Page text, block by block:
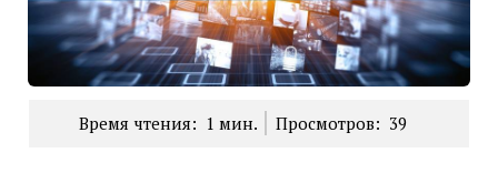
Время чтения: 1 мин. Просмотров: 39